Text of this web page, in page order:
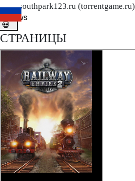
www.southpark123.ru (torrentgame.ru)
◤
💀
СТРАНИЦЫ